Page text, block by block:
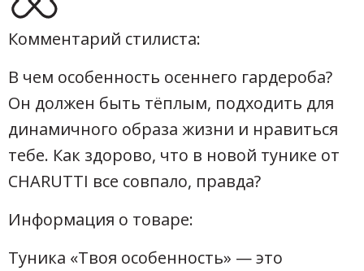
Комментарий стилиста:
В чем особенность осеннего гардероба?
Он должен быть тёплым, подходить для
динамичного образа жизни и нравиться
тебе. Как здорово, что в новой тунике от
CHARUTTI все совпало, правда?
Информация о товаре:
Туника «Твоя особенность» — это